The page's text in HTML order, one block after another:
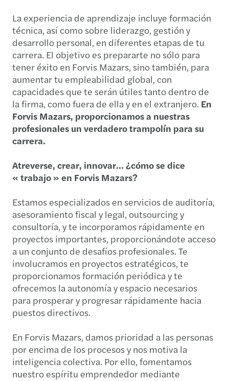
La experiencia de aprendizaje incluye formación
técnica, así como sobre liderazgo, gestión y
desarrollo personal, en diferentes etapas de tu
carrera. El objetivo es prepararte no sólo para
tener éxito en Forvis Mazars, sino también, para
aumentar tu empleabilidad global, con
capacidades que te serán útiles tanto dentro de
la firma, como fuera de ella y en el extranjero. En
Forvis Mazars, proporcionamos a nuestras
profesionales un verdadero trampolín para su
carrera.
Atreverse, crear, innovar… ¿cómo se dice
« trabajo » en Forvis Mazars?
Estamos especializados en servicios de auditoría,
asesoramiento fiscal y legal, outsourcing y
consultoría, y te incorporamos rápidamente en
proyectos importantes, proporcionándote acceso
a un conjunto de desafíos profesionales. Te
involucramos en proyectos estratégicos, te
proporcionamos formación periódica y te
ofrecemos la autonomía y espacio necesarios
para prosperar y progresar rápidamente hacia
puestos directivos.
En Forvis Mazars, damos prioridad a las personas
por encima de los procesos y nos motiva la
inteligencia colectiva. Por ello, fomentamos
nuestro espíritu emprendedor mediante